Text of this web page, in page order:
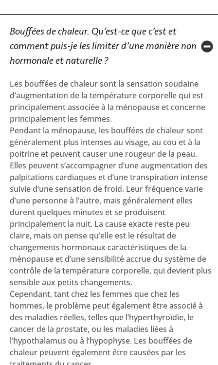
Bouffées de chaleur. Qu’est-ce que c’est et
comment puis-je les limiter d’une manière non
hormonale et naturelle ?
Les bouffées de chaleur sont la sensation soudaine
d’augmentation de la température corporelle qui est
principalement associée à la ménopause et concerne
principalement les femmes.
Pendant la ménopause, les bouffées de chaleur sont
généralement plus intenses au visage, au cou et à la
poitrine et peuvent causer une rougeur de la peau.
Elles peuvent s’accompagner d’une augmentation des
palpitations cardiaques et d’une transpiration intense
suivie d’une sensation de froid. Leur fréquence varie
d’une personne à l’autre, mais généralement elles
durent quelques minutes et se produisent
principalement la nuit. La cause exacte reste peu
claire, mais on pense qu’elle est le résultat de
changements hormonaux caractéristiques de la
ménopause et d’une sensibilité accrue du système de
contrôle de la température corporelle, qui devient plus
sensible aux petits changements.
Cependant, tant chez les femmes que chez les
hommes, le problème peut également être associé à
des maladies réelles, telles que l’hyperthyroïdie, le
cancer de la prostate, ou les maladies liées à
l’hypothalamus ou à l’hypophyse. Les bouffées de
chaleur peuvent également être causées par les